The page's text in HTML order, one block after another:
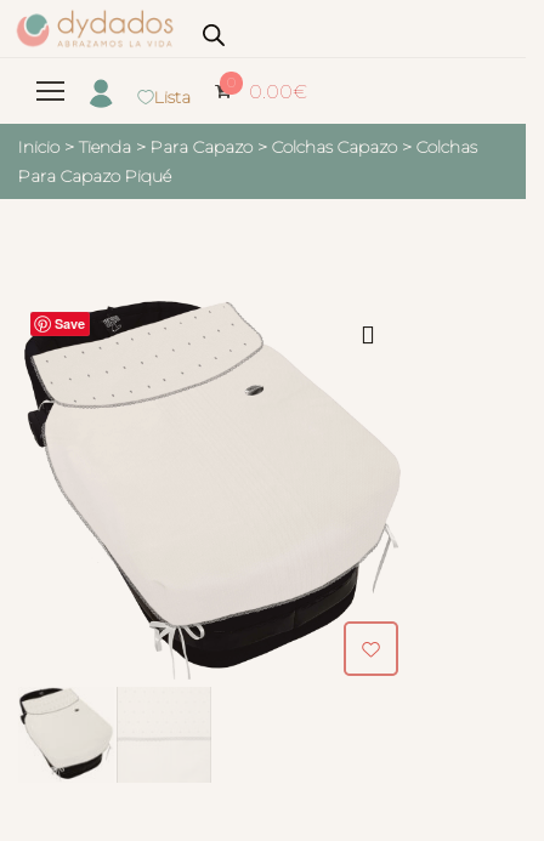
Lista
0 0.00€
Inicio > Tienda > Para Capazo > Colchas Capazo > Colchas
Para Capazo Piqué
Save